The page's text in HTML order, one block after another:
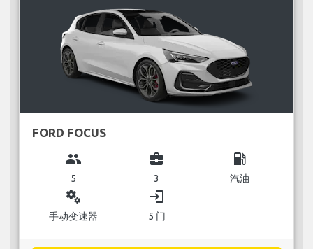
FORD FOCUS
group
5
business_center
3
local_gas_station
汽油
miscellaneous_services
手动变速器
login
5 门